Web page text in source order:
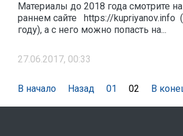
Материалы до 2018 года смотрите
раннем сайте https://kupriyanov.info
году), а с него можно попасть на...
27.06.2017, 00:33
В начало Назад 01 02 В